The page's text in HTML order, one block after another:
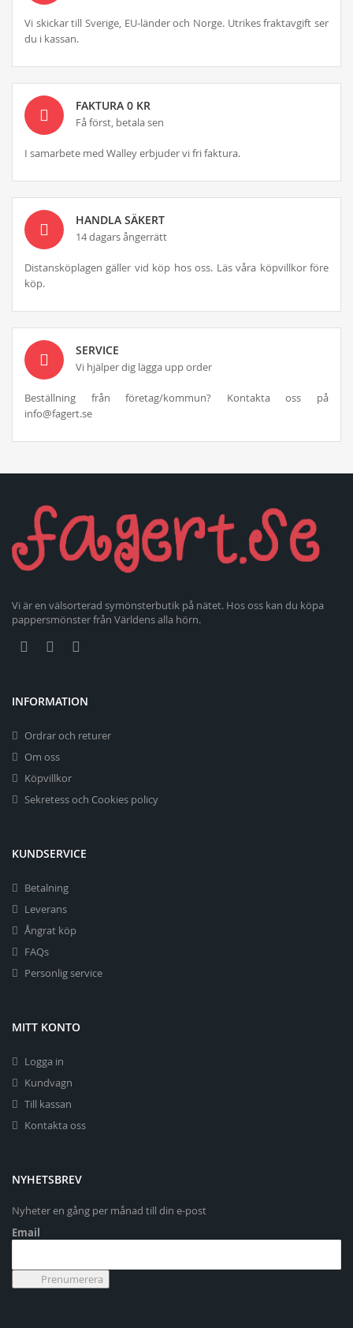
Vi skickar till Sverige, EU-länder och Norge. Utrikes fraktavgift ser
du i kassan.
FAKTURA 0 KR
Få först, betala sen
I samarbete med Walley erbjuder vi fri faktura.
HANDLA SÄKERT
14 dagars ångerrätt
Distansköplagen gäller vid köp hos oss. Läs våra köpvillkor före
köp.
SERVICE
Vi hjälper dig lägga upp order
Beställning från företag/kommun? Kontakta oss på
info@fagert.se
Vi är en välsorterad symönsterbutik på nätet. Hos oss kan du köpa
pappersmönster från Världens alla hörn.
INFORMATION
Ordrar och returer
Om oss
Köpvillkor
Sekretess och Cookies policy
KUNDSERVICE
Betalning
Leverans
Ångrat köp
FAQs
Personlig service
MITT KONTO
Logga in
Kundvagn
Till kassan
Kontakta oss
NYHETSBREV
Nyheter en gång per månad till din e-post
Email